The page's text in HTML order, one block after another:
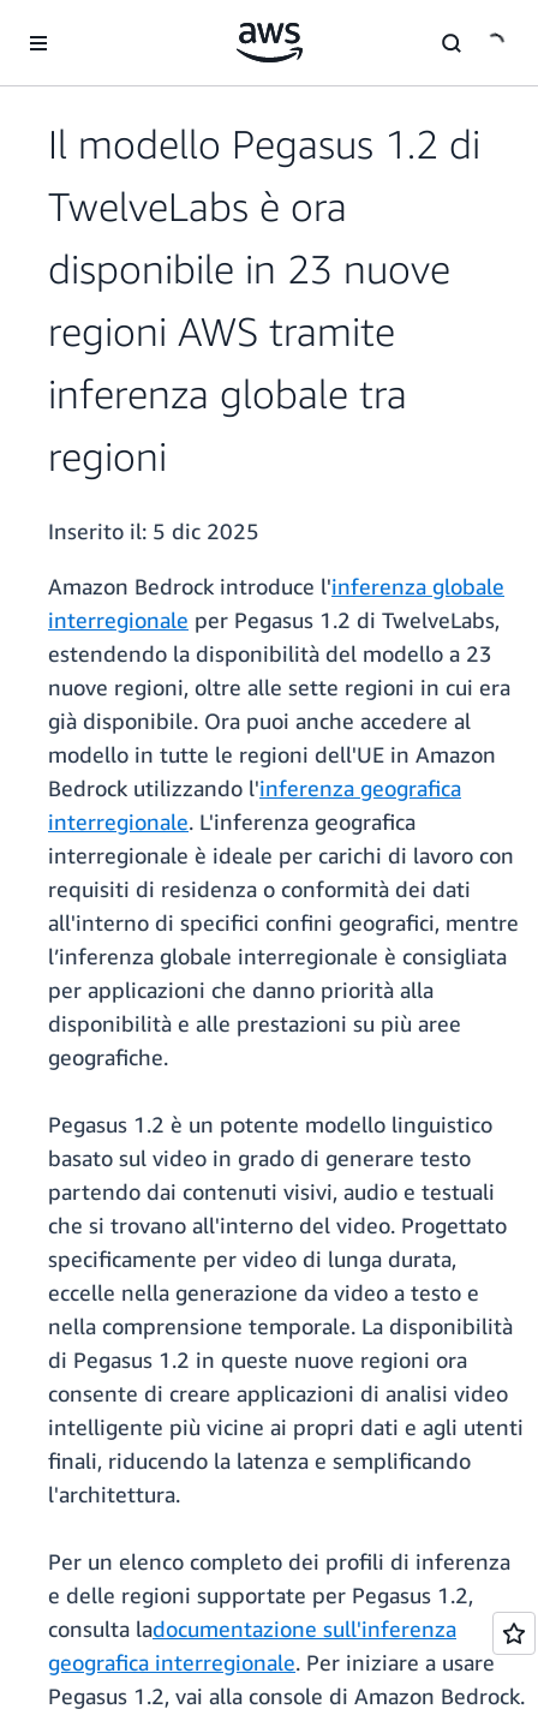
Il modello Pegasus 1.2 di
TwelveLabs è ora
disponibile in 23 nuove
regioni AWS tramite
inferenza globale tra
regioni
Inserito il: 5 dic 2025
Amazon Bedrock introduce l'inferenza globale
interregionale per Pegasus 1.2 di TwelveLabs,
estendendo la disponibilità del modello a 23
nuove regioni, oltre alle sette regioni in cui era
già disponibile. Ora puoi anche accedere al
modello in tutte le regioni dell'UE in Amazon
Bedrock utilizzando l'inferenza geografica
interregionale. L'inferenza geografica
interregionale è ideale per carichi di lavoro con
requisiti di residenza o conformità dei dati
all'interno di specifici confini geografici, mentre
l’inferenza globale interregionale è consigliata
per applicazioni che danno priorità alla
disponibilità e alle prestazioni su più aree
geografiche.
Pegasus 1.2 è un potente modello linguistico
basato sul video in grado di generare testo
partendo dai contenuti visivi, audio e testuali
che si trovano all'interno del video. Progettato
specificamente per video di lunga durata,
eccelle nella generazione da video a testo e
nella comprensione temporale. La disponibilità
di Pegasus 1.2 in queste nuove regioni ora
consente di creare applicazioni di analisi video
intelligente più vicine ai propri dati e agli utenti
finali, riducendo la latenza e semplificando
l'architettura.
Per un elenco completo dei profili di inferenza
e delle regioni supportate per Pegasus 1.2,
consulta ladocumentazione sull'inferenza
geografica interregionale. Per iniziare a usare
Pegasus 1.2, vai alla console di Amazon Bedrock.